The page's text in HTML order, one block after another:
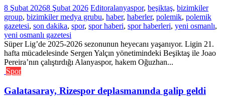
8 Şubat 20268 Şubat 2026 Editoralanyaspor, beşiktaş, bizimkiler
group, bizimkiler medya grubu, haber, haberler, polemik, polemik
gazetesi, son dakika, spor, spor haberi, spor haberleri, yeni osmanlı,
yeni osmanlı gazetesi
Süper Lig’de 2025-2026 sezonunun heyecanı yaşanıyor. Ligin 21.
hafta mücadelesinde Sergen Yalçın yönetimindeki Beşiktaş ile Joao
Pereira’nın çalıştırdığı Alanyaspor, hakem Oğuzhan...
Spor
Galatasaray, Rizespor deplasmanında galip geldi